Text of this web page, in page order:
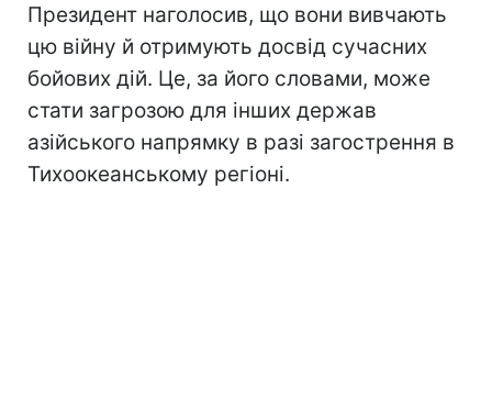
Президент наголосив, що вони вивчають
цю війну й отримують досвід сучасних
бойових дій. Це, за його словами, може
стати загрозою для інших держав
азійського напрямку в разі загострення в
Тихоокеанському регіоні.